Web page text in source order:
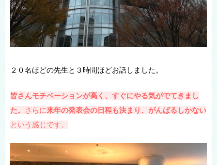
２０名ほどの先生と３時間ほどお話しました。
皆さんモチベーションが高く、すぐにやる気がでてきまし
た。
さらに来年の発表会の日程も決まり、がんばるしかない
という感じです。